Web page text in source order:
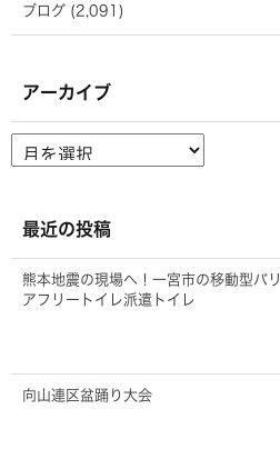
ブログ (2,091)
アーカイブ
ー
ブ
最近の投稿
熊本地震の現場へ！一宮市の移動型バリ
アフリートイレ派遣トイレ
向山連区盆踊り大会